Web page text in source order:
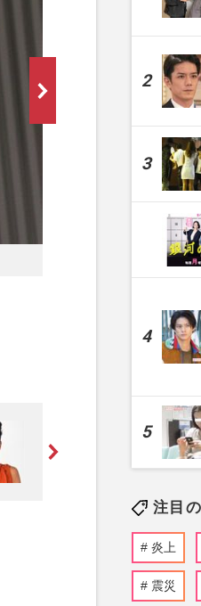
[写真 2/37枚目] タッキー＆翼
注目
炎上
震災